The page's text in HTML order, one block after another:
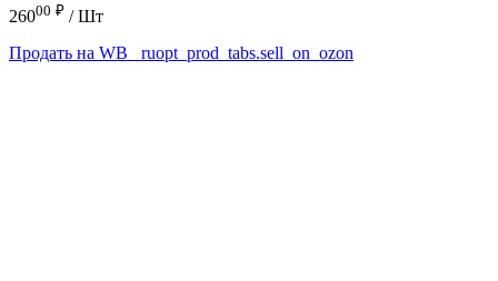
26000 ₽ / Шт
Продать на WB
_ruopt_prod_tabs.sell_on_ozon